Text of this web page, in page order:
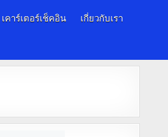
เคาร์เตอร์เช็คอิน
เกี่ยวกับเรา